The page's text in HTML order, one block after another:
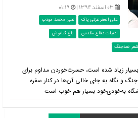
۰۳ اسفند ۱۳۹۴ | ۰۱:۱۹
علی اصغر عزتی پاک
علی محمد مودب
ادبیات دفاع مقدس
باغ کیانوش
شعر ضدجنگ
زیاد شده است،‌ حسرت‌خوردن مداوم برای
و نگاه به جای خالی آن‌ها در کنار سفره
به‌خودی‌خود بسیار هم خوب است